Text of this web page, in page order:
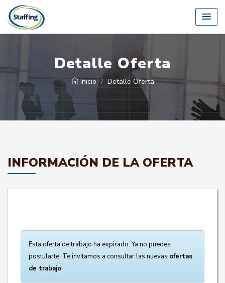
Detalle Oferta
Inicio Detalle Oferta
INFORMACIÓN DE LA OFERTA
Esta oferta de trabajo ha expirado. Ya no puedes
postularte. Te invitamos a consultar las nuevas ofertas
de trabajo.